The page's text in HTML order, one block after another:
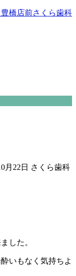
月22日 さくら歯科
した。
いもなく気持ちよ